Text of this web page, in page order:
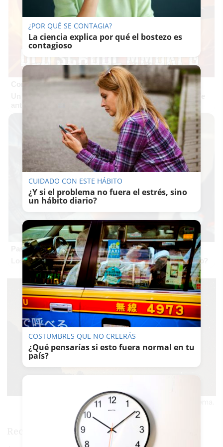
Corepunk MMORPG
Un verdadero MMORPG de la vieja escuela ¡Cómo los de
Pasaportes que abren puertas
Los pasaportes más poderosos del mundo, ¿está el tuyo?
Contemplar las estrellas desde la Sierra de Grazalema.
Recorrer los viñedos de Jerez
¿POR QUÉ SE CONTAGIA?
La ciencia explica por qué el bostezo es
contagioso
CUIDADO CON ESTE HÁBITO
¿Y si el problema no fuera el estrés, sino
un hábito diario?
COSTUMBRES QUE NO CREERÁS
¿Qué pensarías si esto fuera normal en tu
país?